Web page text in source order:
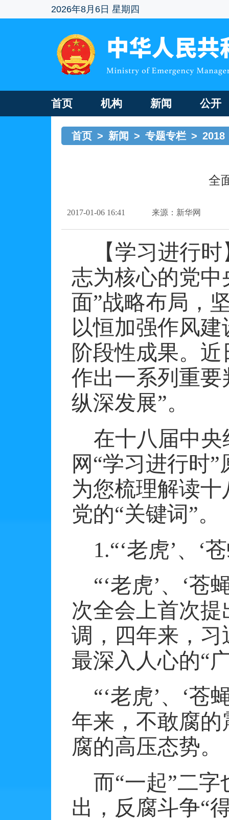
2026年8月6日 星期四
首页 机构 新闻 公开
首页 > 新闻 > 专题专栏 > 2018
全
2017-01-06 16:41 来源：新华网
【学习进行
志为核心的党
面”战略布局，
以恒加强作风
阶段性成果。
作出一系列重
纵深发展”。
在十八届中
网“学习进行时
为您梳理解读
党的“关键词”。
1.“‘老虎’、‘
“‘老虎’、‘苍
次全会上首次提
调，四年来，
最深入人心的“
“‘老虎’、‘苍
年来，不敢腐
腐的高压态势。
而“一起”二
出，反腐斗争“